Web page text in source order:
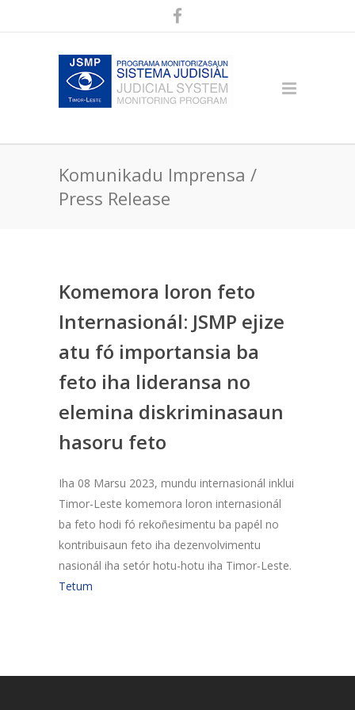
Komunikadu Imprensa /
Press Release
Komemora loron feto
Internasionál: JSMP ejize
atu fó importansia ba
feto iha lideransa no
elemina diskriminasaun
hasoru feto
Iha 08 Marsu 2023, mundu internasionál inklui
Timor-Leste komemora loron internasionál
ba feto hodi fó rekoñesimentu ba papél no
kontribuisaun feto iha dezenvolvimentu
nasionál iha setór hotu-hotu iha Timor-Leste.
Tetum